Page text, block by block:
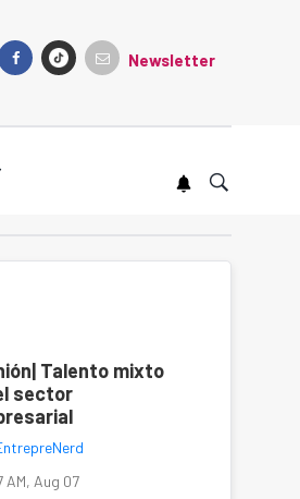
Newsletter
Talento mixto
sector
AM, Aug 07